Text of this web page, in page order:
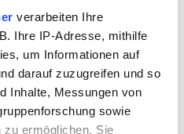
verarbeiten Ihre
Ihre IP-Adresse, mithilfe
um Informationen auf
darauf zuzugreifen und so
Inhalte, Messungen von
sowie
zu ermöglichen. Sie
ODYSSEY